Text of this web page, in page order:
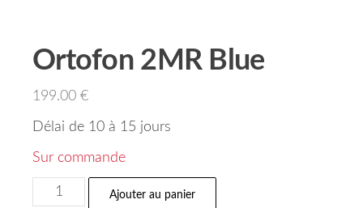
Ortofon 2MR Blue
199.00 €
Délai de 10 à 15 jours
Sur commande
Ajouter au panier